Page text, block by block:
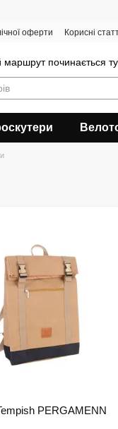
оферти Корисні
маршрут починається
PERGAMENN